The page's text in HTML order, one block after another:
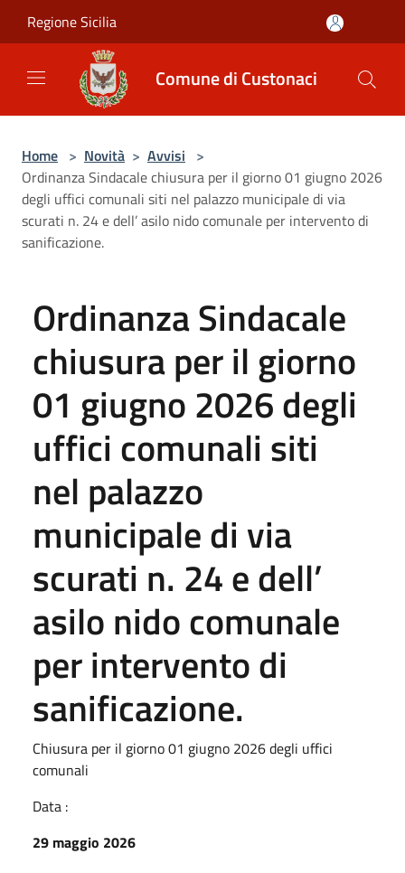
Regione Sicilia
Comune di Custonaci
Home > Novità > Avvisi >
Ordinanza Sindacale chiusura per il giorno 01 giugno 2026
degli uffici comunali siti nel palazzo municipale di via
scurati n. 24 e dell’ asilo nido comunale per intervento di
sanificazione.
Ordinanza Sindacale
chiusura per il giorno
01 giugno 2026 degli
uffici comunali siti
nel palazzo
municipale di via
scurati n. 24 e dell’
asilo nido comunale
per intervento di
sanificazione.
Chiusura per il giorno 01 giugno 2026 degli uffici
comunali
Data :
29 maggio 2026